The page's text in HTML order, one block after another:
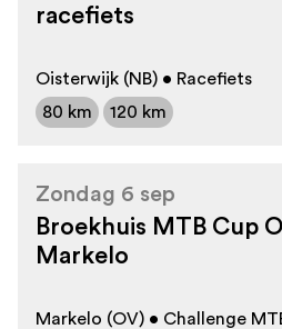
racefiets
Oisterwijk (NB) • Racefiets
80 km
120 km
Zondag 6 sep
Broekhuis MTB Cup
Markelo
Markelo (OV) • Challenge